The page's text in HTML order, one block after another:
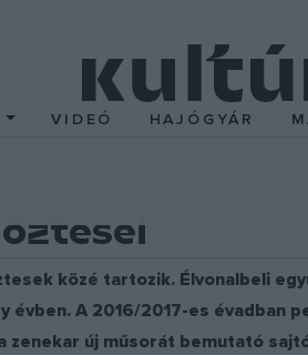
VIDEÓ HAJÓGYÁR
közé tartozik. Élvonalbeli
évben. A 2016/2017-es évadban
zenekar új műsorát bemutató